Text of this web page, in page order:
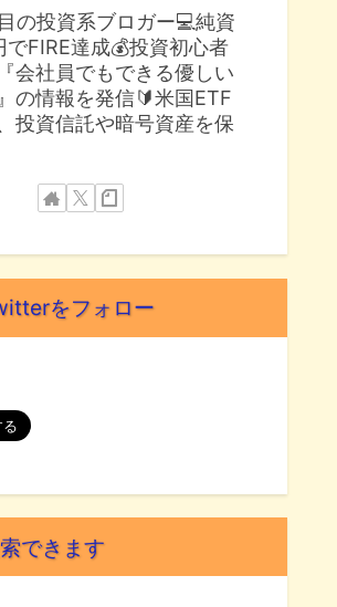
の投資系ブロガー💻純資
でFIRE達成💰投資初心者
会社員でもできる優しい
の情報を発信🔰米国ETF
投資信託や暗号資産を保
をフォロー
できます